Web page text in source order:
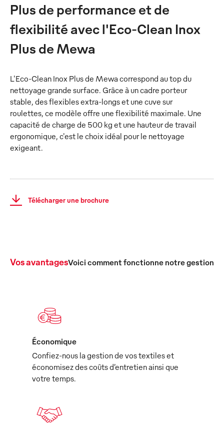
Plus de performance et de
flexibilité avec l'Eco-Clean Inox
Plus de Mewa
L'Eco-Clean Inox Plus de Mewa correspond au top du
nettoyage grande surface. Grâce à un cadre porteur
stable, des flexibles extra-longs et une cuve sur
roulettes, ce modèle offre une flexibilité maximale. Une
capacité de charge de 500 kg et une hauteur de travail
ergonomique, c'est le choix idéal pour le nettoyage
exigeant.
Télécharger une brochure
Vos avantagesVoici comment fonctionne notre gestion
Économique
Confiez-nous la gestion de vos textiles et
économisez des coûts d’entretien ainsi que
votre temps.